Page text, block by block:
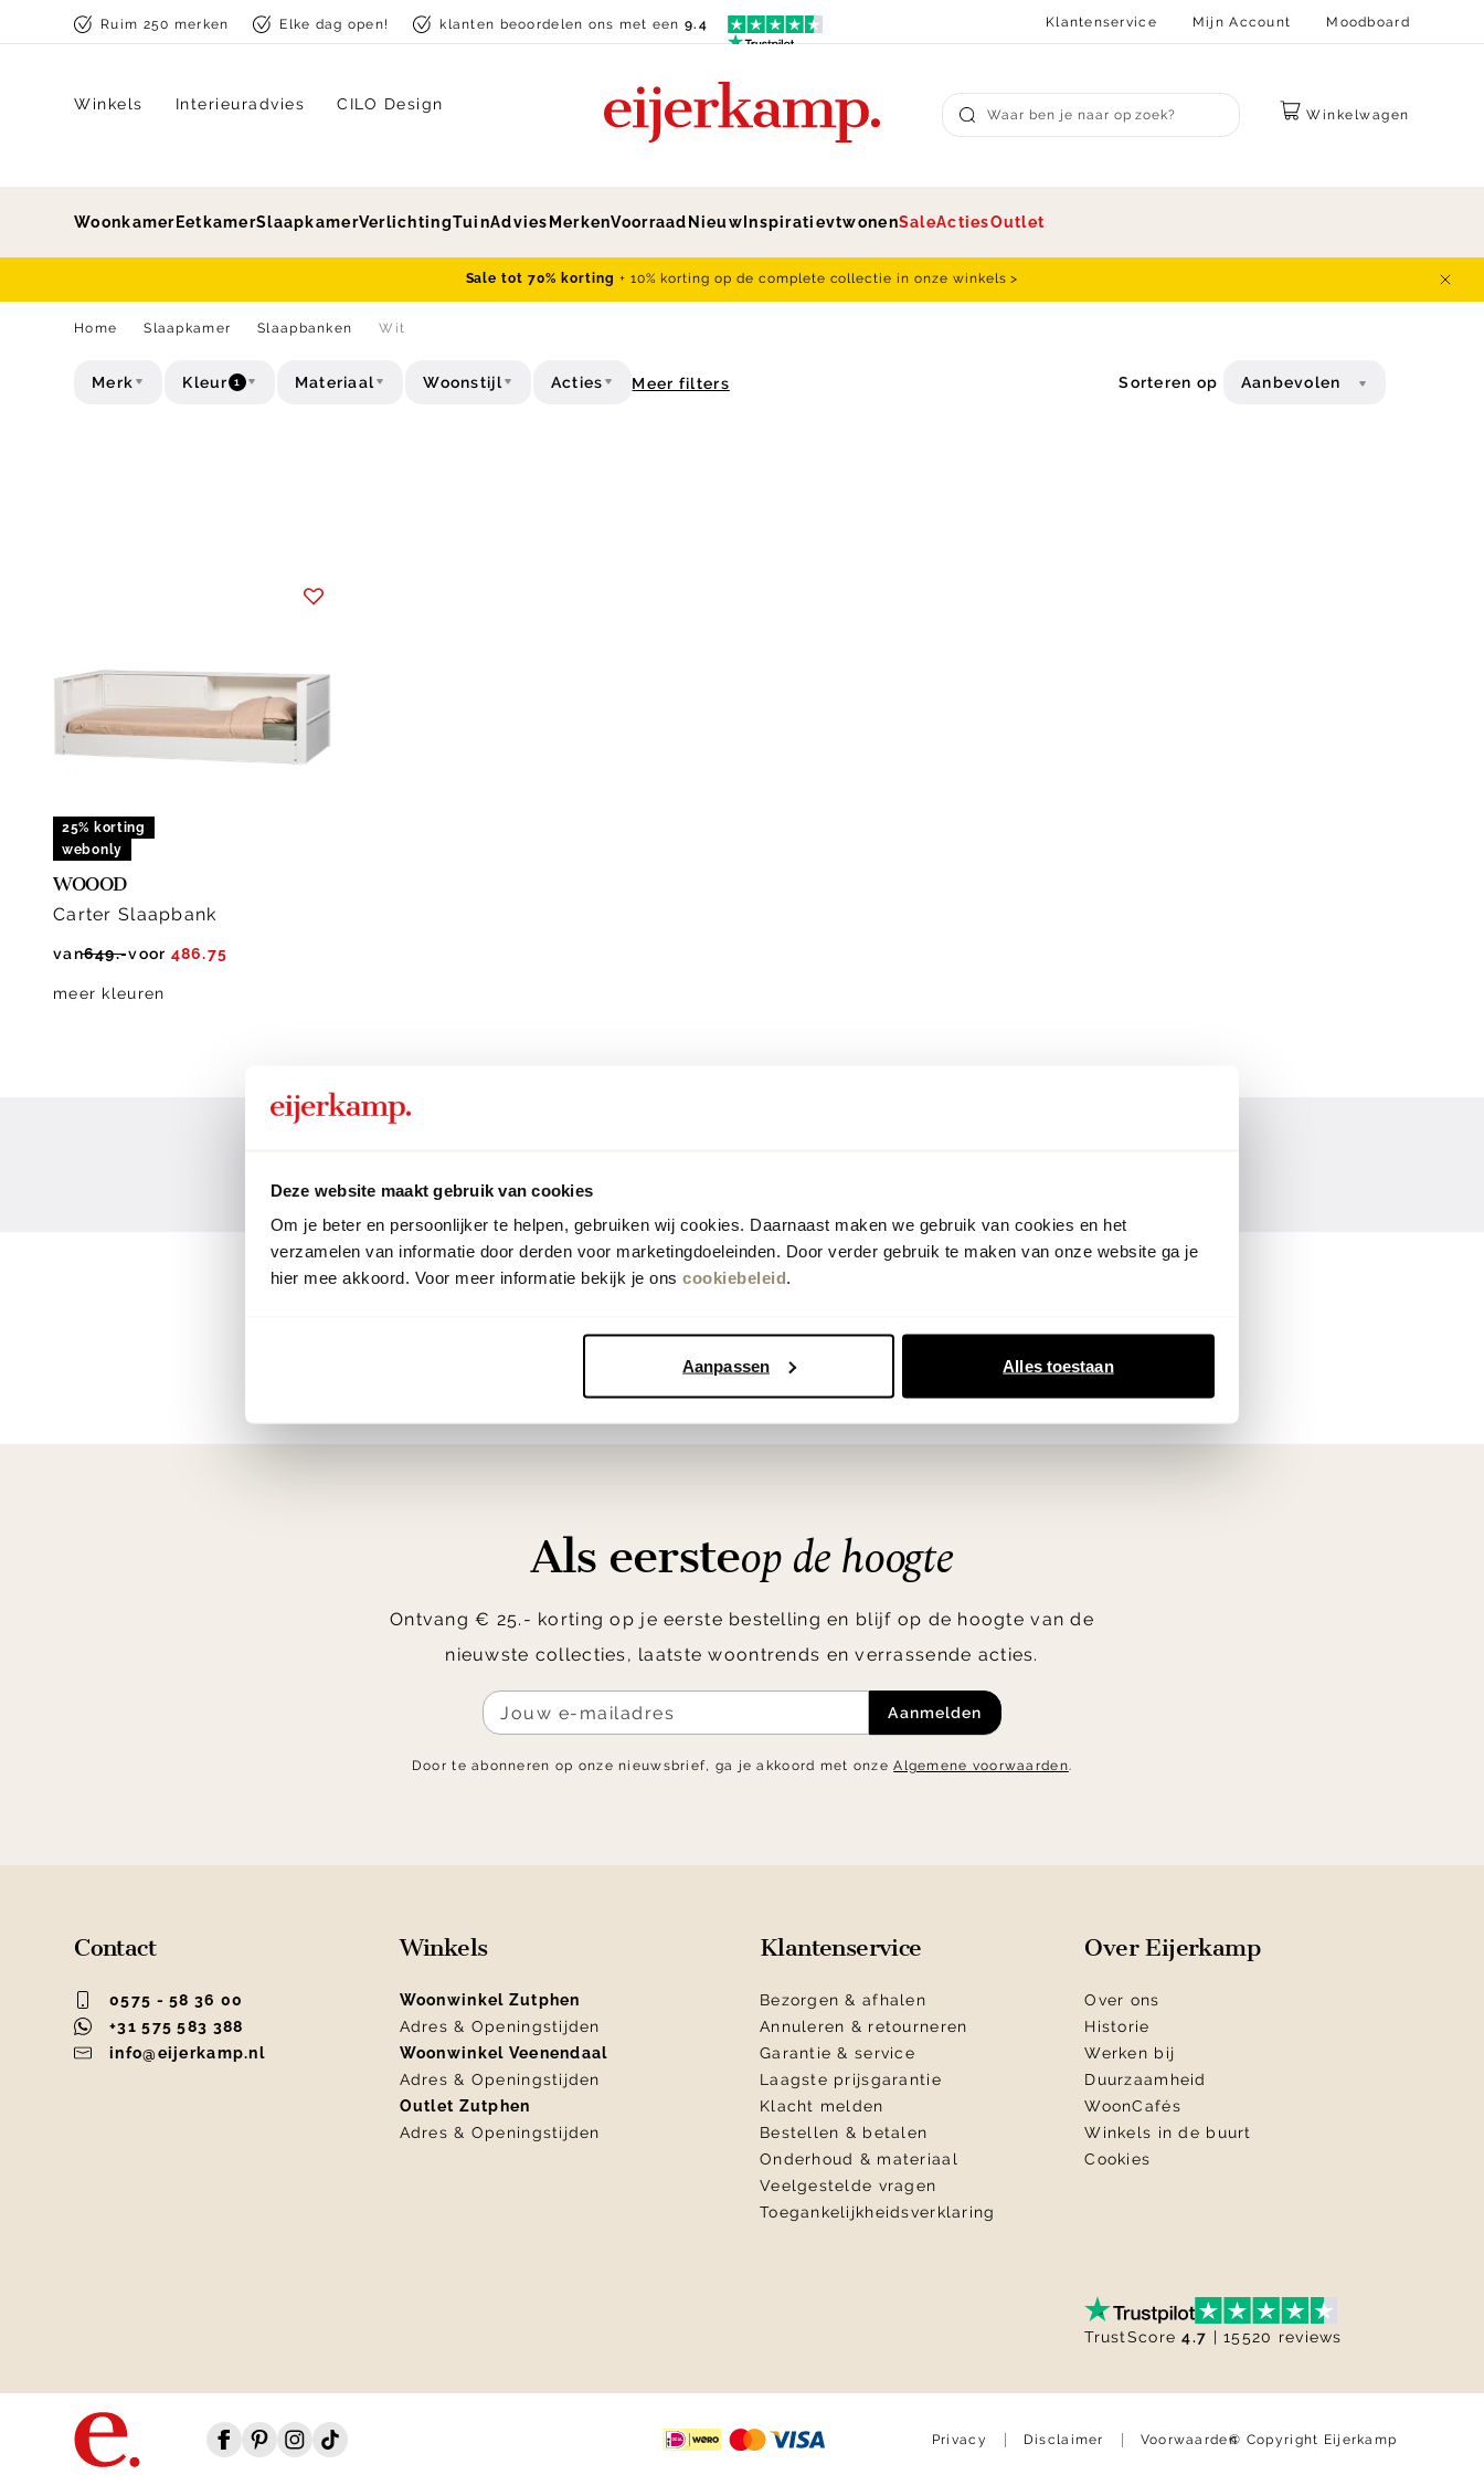
Deze website maakt gebruik van cookies
Om je beter en persoonlijker te helpen, gebruiken wij cookies. Daarnaast maken we gebruik van cookies en het
verzamelen van informatie door derden voor marketingdoeleinden. Door verder gebruik te maken van onze website ga je
hier mee akkoord. Voor meer informatie bekijk je ons cookiebeleid.
Aanpassen Alles toestaan
Skip to contentRuim 250 merken Elke dag open! klanten beoordelen ons met een9.4 Klantenservice Mijn Account Moodboard
Submit search
Winkelwagen
Winkels Interieuradvies CILO Design
Woonkamer EetkamerSlaapkamerVerlichtingTuinAdvies MerkenVoorraad Nieuw InspiratievtwonenSaleActiesOutlet
Sale tot 70% korting + 10% korting op de complete collectie in onze winkels >
Home Slaapkamer Slaapbanken Wit
Merk Kleur 1 Materiaal Woonstijl Acties Meer filters Sorteren op Aanbevolen
25% korting
webonly
WOOOD
Carter Slaapbank
van649.-voor 486.75
meer kleuren
Als eersteop de hoogte
Ontvang € 25.- korting op je eerste bestelling en blijf op de hoogte van de
nieuwste collecties, laatste woontrends en verrassende acties.
Aanmelden
Door te abonneren op onze nieuwsbrief, ga je akkoord met onzeAlgemene voorwaarden.
Contact
0575 - 58 36 00
+31 575 583 388
info@eijerkamp.nl
Winkels
Woonwinkel Zutphen
Adres & Openingstijden
Woonwinkel Veenendaal
Adres & Openingstijden
Outlet Zutphen
Adres & Openingstijden
Klantenservice
Bezorgen & afhalen
Annuleren & retourneren
Garantie & service
Laagste prijsgarantie
Klacht melden
Bestellen & betalen
Onderhoud & materiaal
Veelgestelde vragen
Toegankelijkheidsverklaring
Over Eijerkamp
Over ons
Historie
Werken bij
Duurzaamheid
WoonCafés
Winkels in de buurt
Cookies
TrustScore4.7 | 15520 reviews
Privacy Disclaimer Voorwaarden© Copyright Eijerkamp